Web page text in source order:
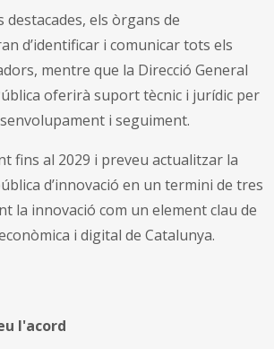
destacades, els òrgans de
d’identificar i comunicar tots els
mentre que la Direcció General
oferirà suport tècnic i jurídic per
i seguiment.
fins al 2029 i preveu actualitzar la
d’innovació en un termini de tres
la innovació com un element clau de
i digital de Catalunya.
l'acord